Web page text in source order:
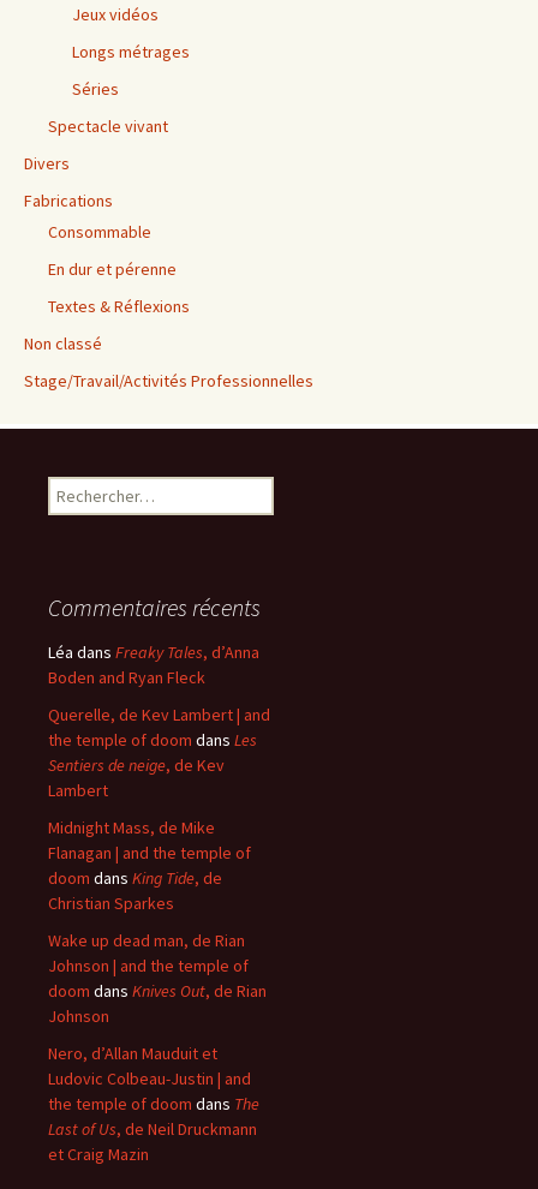
Jeux vidéos
Longs métrages
Séries
Spectacle vivant
Divers
Fabrications
Consommable
En dur et pérenne
Textes & Réflexions
Non classé
Stage/Travail/Activités Professionnelles
Rechercher :
Commentaires récents
Léa dans Freaky Tales, d’Anna
Boden and Ryan Fleck
Querelle, de Kev Lambert | and
the temple of doom dans Les
Sentiers de neige, de Kev
Lambert
Midnight Mass, de Mike
Flanagan | and the temple of
doom dans King Tide, de
Christian Sparkes
Wake up dead man, de Rian
Johnson | and the temple of
doom dans Knives Out, de Rian
Johnson
Nero, d’Allan Mauduit et
Ludovic Colbeau-Justin | and
the temple of doom dans The
Last of Us, de Neil Druckmann
et Craig Mazin